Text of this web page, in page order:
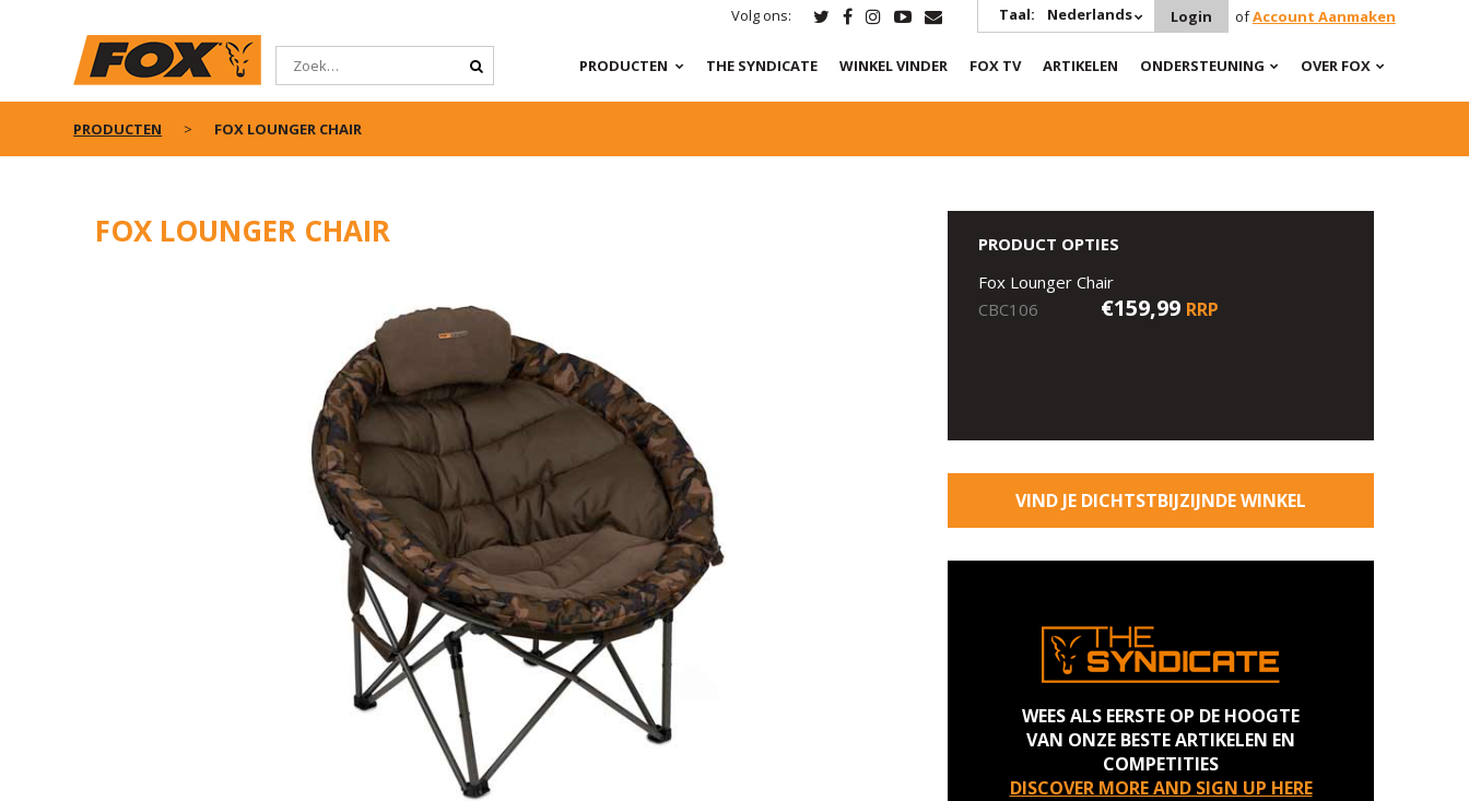
Volg ons: Taal: Nederlands Login ofAccount Aanmaken
PRODUCTEN THE SYNDICATE WINKEL VINDER FOX TV ARTIKELEN ONDERSTEUNING OVER FOX
PRODUCTEN FOX LOUNGER CHAIR
FOX LOUNGER CHAIR
PRODUCT OPTIES
Fox Lounger Chair
CBC106
€159,99 RRP
VIND JE DICHTSTBIJZIJNDE WINKEL
WEES ALS EERSTE OP DE HOOGTE
VAN ONZE BESTE ARTIKELEN EN
COMPETITIES
DISCOVER MORE AND SIGN UP HERE